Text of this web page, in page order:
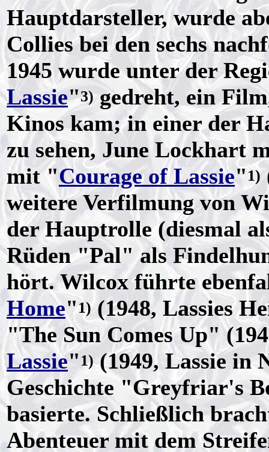
Hauptdarsteller, wurde
Collies bei den sechs
1945 wurde unter der
Lassie"3)gedreht, ein
Kinos kam; in einer der
zu sehen, June Lockhart
mit "Courage of Lassie"1)
weitere Verfilmung von
der Hauptrolle (diesmal
Rüden "Pal" als
hört. Wilcox führte
Home"1)(1948, Lassies
"The Sun Comes Up"
Lassie" 1)(1949, Lassie in
Geschichte "Greyfriar's
basierte. Schließlich
Abenteuer mit dem